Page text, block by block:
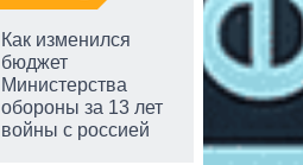
Как изменился
бюджет
Министерства
обороны за 13 лет
войны с россией